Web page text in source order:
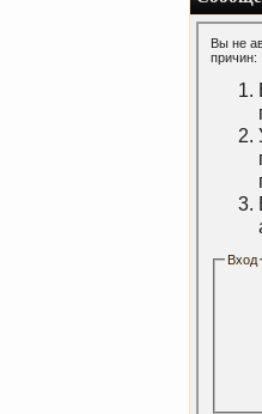
Вы не
причин:
Вход